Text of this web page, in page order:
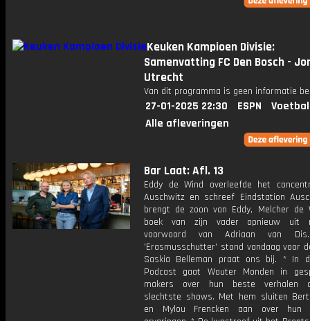
Keuken Kampioen Divisie:
Samenvatting FC Den Bosch -
Utrecht
Van dit programma is geen informatie
27-01-2025 22:30 ESPN
Alle afleveringen
Bar Laat: Afl. 13
Eddy de Wind overleefde het
Auschwitz en schreef Eindstation
brengt de zoon van Eddy, Melcher de
boek van zijn vader opnieuw uit
voorwoord van Adriaan van
'Erasmusschutter' stond vandaag voor
Saskia Belleman praat ons bij. * In
Podcast gaat Wouter Monden in
makers over hun beste verhalen
slechtste shows. Met hem sluiten
en Mylou Frencken aan over hun